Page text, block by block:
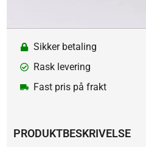
Sikker betaling
Rask levering
Fast pris på frakt
PRODUKTBESKRIVELSE